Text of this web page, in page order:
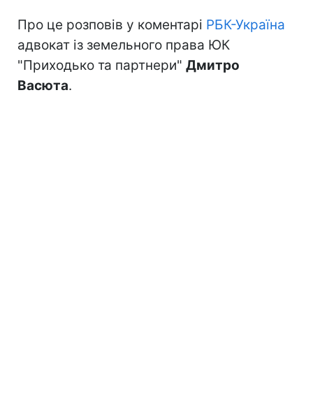
Про це розповів у коментарі РБК-Україна
адвокат із земельного права ЮК
"Приходько та партнери" Дмитро
Васюта.